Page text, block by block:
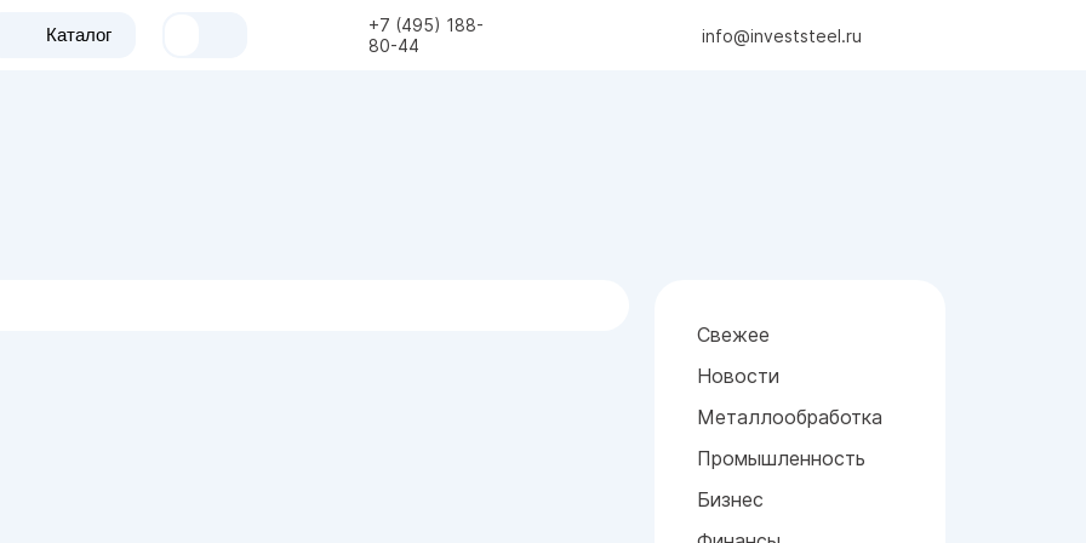
Каталог
+7 (495) 188-
80-44
info@investsteel.ru
Свежее
Новости
Металлообработка
Промышленность
Бизнес